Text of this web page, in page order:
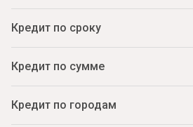
Кредит по сроку
Кредит по сумме
Кредит по городам